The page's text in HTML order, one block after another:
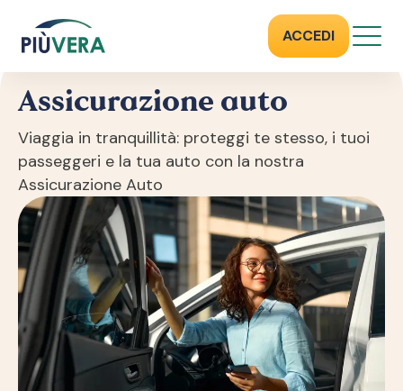
ACCEDI
ASSICURAZIONE AUTO
Assicurazione auto
Viaggia in tranquillità: proteggi te stesso, i tuoi
passeggeri e la tua auto con la nostra
Assicurazione Auto